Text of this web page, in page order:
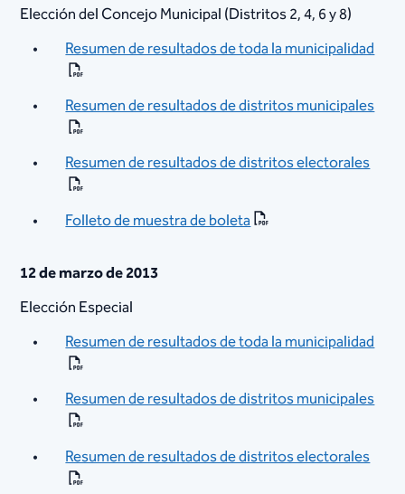
Elección del Concejo Municipal (Distritos 2, 4, 6 y 8)
Resumen de resultados de toda la municipalidad
Resumen de resultados de distritos municipales
Resumen de resultados de distritos electorales
Folleto de muestra de boleta
12 de marzo de 2013
Elección Especial
Resumen de resultados de toda la municipalidad
Resumen de resultados de distritos municipales
Resumen de resultados de distritos electorales